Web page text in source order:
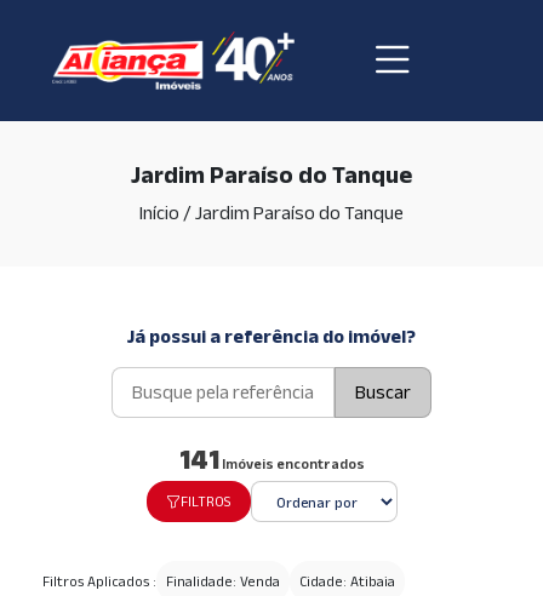
Jardim Paraíso do Tanque
Início /Jardim Paraíso do Tanque
Já possui a referência do imóvel?
Buscar
141 Imóveis encontrados
FILTROS
Filtros Aplicados : Finalidade: Venda Cidade: Atibaia